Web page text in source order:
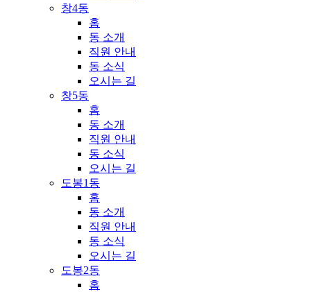
창4동
홈
동 소개
직원 안내
동 소식
오시는 길
창5동
홈
동 소개
직원 안내
동 소식
오시는 길
도봉1동
홈
동 소개
직원 안내
동 소식
오시는 길
도봉2동
홈